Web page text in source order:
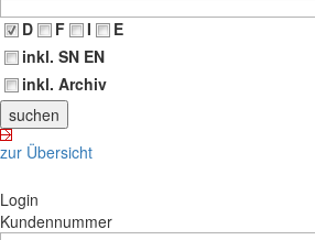
D
F I
E
inkl. SN EN
inkl. Archiv
zur Übersicht
Login
Kundennummer